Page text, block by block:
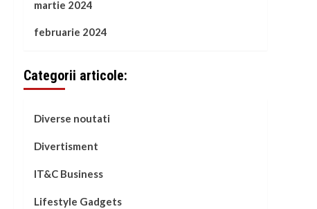
martie 2024
februarie 2024
Categorii articole:
Diverse noutati
Divertisment
IT&C Business
Lifestyle Gadgets